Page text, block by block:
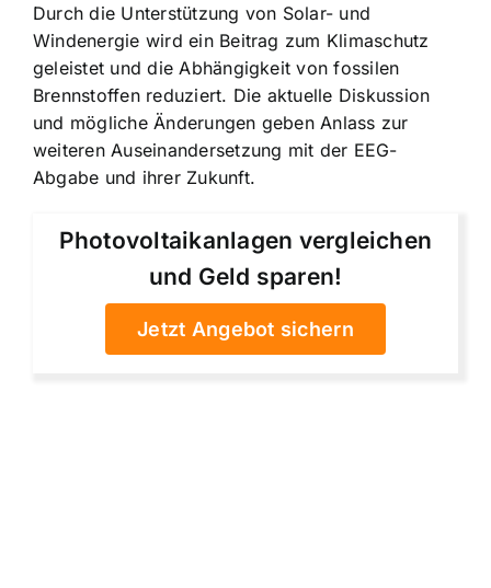
Durch die Unterstützung von Solar- und
Windenergie wird ein Beitrag zum Klimaschutz
geleistet und die Abhängigkeit von fossilen
Brennstoffen reduziert. Die aktuelle Diskussion
und mögliche Änderungen geben Anlass zur
weiteren Auseinandersetzung mit der EEG-
Abgabe und ihrer Zukunft.
Photovoltaikanlagen vergleichen
und Geld sparen!
Jetzt Angebot sichern